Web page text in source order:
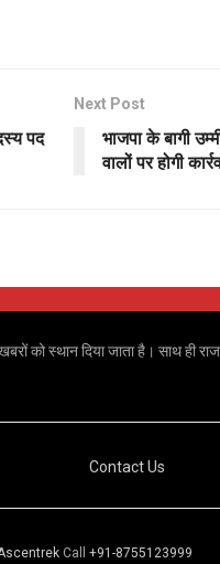
पद
Next Post
भाजपा के बागी
वालों पर होगी
को स्थान दिया जाता है। साथ
Contact Us
Call +91-8755123999